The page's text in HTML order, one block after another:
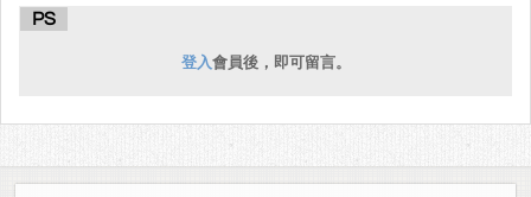
PS
登入會員後，即可留言。